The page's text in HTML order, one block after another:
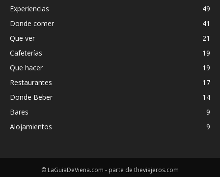
Experiencias
49
Donde comer
41
Que ver
21
Cafeterías
19
Que hacer
19
Restaurantes
17
Donde Beber
14
Bares
9
Alojamientos
9
© LaGuiaDeViena.com - parte de theviajeros.com